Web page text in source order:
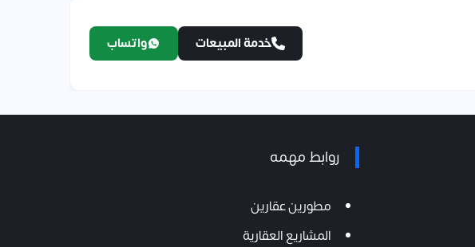
خدمة المبيعات واتساب
روابط مهمه
مطورين عقارين
المشاريع العقارية